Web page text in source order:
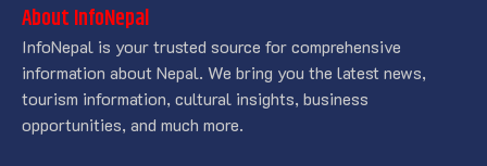
About InfoNepal
InfoNepal is your trusted source for comprehensive
information about Nepal. We bring you the latest news,
tourism information, cultural insights, business
opportunities, and much more.